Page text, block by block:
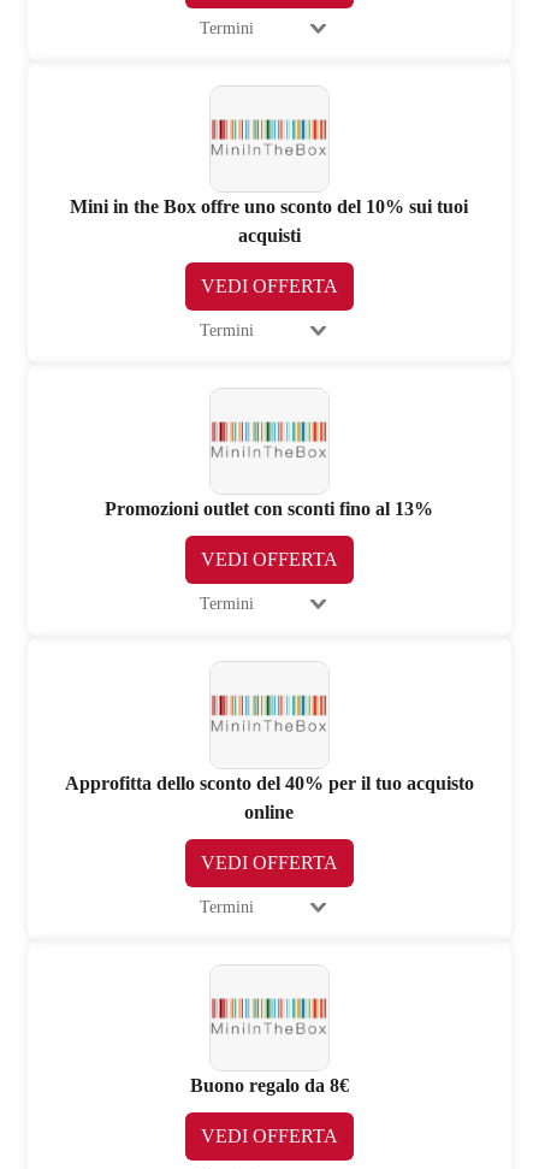
Termini
Mini in the Box offre uno sconto del 10% sui tuoi
acquisti
VEDI OFFERTA
Termini
Promozioni outlet con sconti fino al 13%
VEDI OFFERTA
Termini
Approfitta dello sconto del 40% per il tuo acquisto
online
VEDI OFFERTA
Termini
Buono regalo da 8€
VEDI OFFERTA